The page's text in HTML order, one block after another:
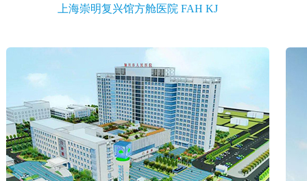
上海崇明复兴馆方舱医院 FAH KJ